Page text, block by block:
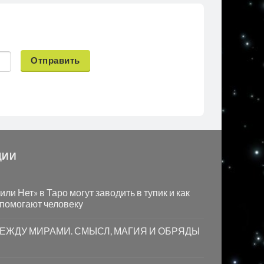
Отправить
Нет» в Таро могут заводить в тупик и как
человеку
МИРАМИ. СМЫСЛ, МАГИЯ И ОБРЯДЫ